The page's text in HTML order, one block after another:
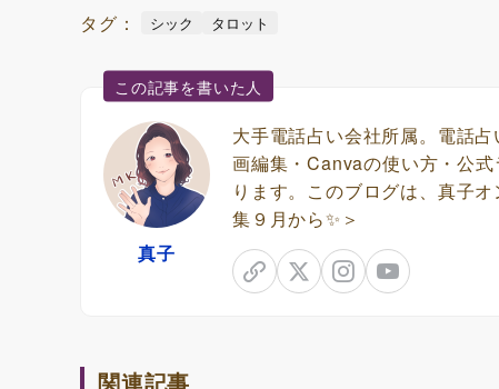
タグ： シック タロット
この記事を書いた人
真子
大手電話占い会社所属。電話
画編集・Canvaの使い方・公
ります。このブログは、真子
集９月から✨＞
関連記事